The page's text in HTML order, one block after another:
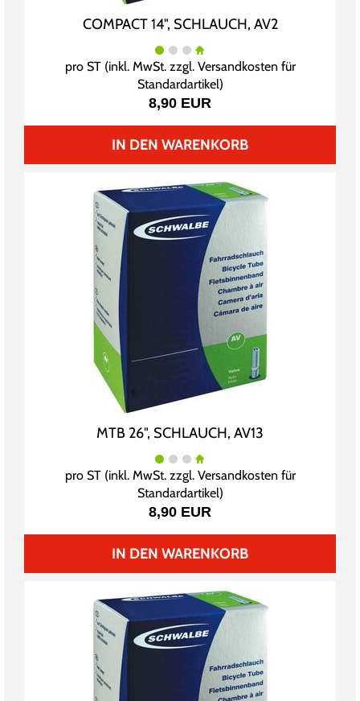
COMPACT 14", SCHLAUCH, AV2
pro ST (inkl. MwSt. zzgl. Versandkosten für
Standardartikel)
8,90 EUR
IN DEN WARENKORB
MTB 26", SCHLAUCH, AV13
pro ST (inkl. MwSt. zzgl. Versandkosten für
Standardartikel)
8,90 EUR
IN DEN WARENKORB